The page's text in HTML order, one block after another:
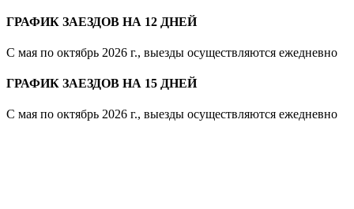
ГРАФИК ЗАЕЗДОВ НА 12 ДНЕЙ
С мая по октябрь 2026 г., выезды осуществляются ежедневно
ГРАФИК ЗАЕЗДОВ НА 15 ДНЕЙ
С мая по октябрь 2026 г., выезды осуществляются ежедневно